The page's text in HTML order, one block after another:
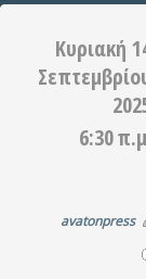
Κυριακή
6:30
avatonpress